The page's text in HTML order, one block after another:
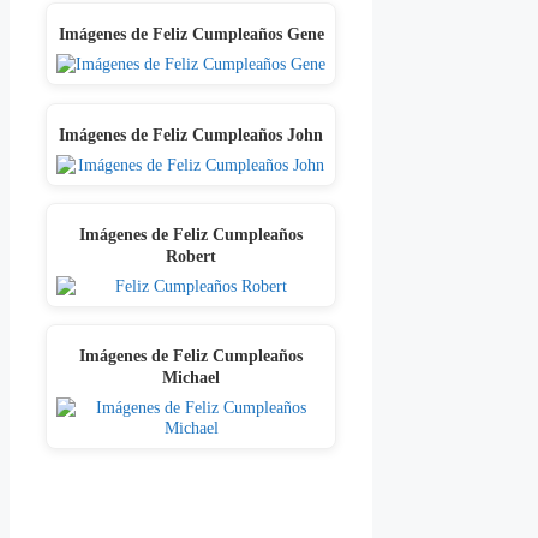
Imágenes de Feliz Cumpleaños Gene
Imágenes de Feliz Cumpleaños John
Imágenes de Feliz Cumpleaños
Robert
Imágenes de Feliz Cumpleaños
Michael